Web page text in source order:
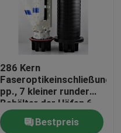
286 Kern
Faseroptikeinschließung
pp., 7 kleiner runder
Behälter der Häfen 6
Bestpreis